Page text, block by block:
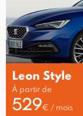
Leon Style
À partir de
529€ / mois